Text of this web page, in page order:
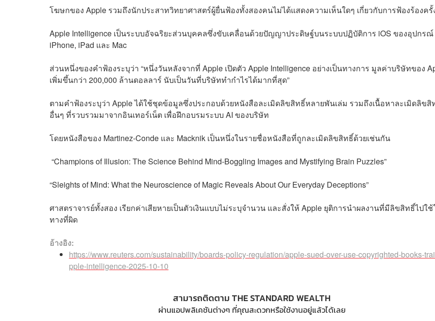
โฆษกของ Apple รวมถึงนักประสาทวิทยาศาสตร์ผู้ยื่นฟ้องทั้งสองคนไม่ได้แสดงความเห็นใดๆ เกี่ยวกับการฟ้องร้องค
Apple Intelligence เป็นระบบอัจฉริยะส่วนบุคคลซึ่งขับเคลื่อนด้วยปัญญาประดิษฐ์บนระบบปฏิบัติการ iOS ของอุปกรณ์
iPhone, iPad และ Mac
ส่วนหนึ่งของคำฟ้องระบุว่า “หนึ่งวันหลังจากที่ Apple เปิดตัว Apple Intelligence อย่างเป็นทางการ มูลค่าบริษัทของ
เพิ่มขึ้นกว่า 200,000 ล้านดอลลาร์ นับเป็นวันที่บริษัททำกำไรได้มากที่สุด”
ตามคำฟ้องระบุว่า Apple ได้ใช้ชุดข้อมูลซึ่งประกอบด้วยหนังสือละเมิดลิขสิทธิ์หลายพันเล่ม รวมถึงเนื้อหาละเมิดลิขสิ
อื่นๆ ที่รวบรวมมาจากอินเทอร์เน็ต เพื่อฝึกอบรมระบบ AI ของบริษัท
โดยหนังสือของ Martinez-Conde และ Macknik เป็นหนึ่งในรายชื่อหนังสือที่ถูกละเมิดลิขสิทธิ์ด้วยเช่นกัน
“Champions of Illusion: The Science Behind Mind-Boggling Images and Mystifying Brain Puzzles”
“Sleights of Mind: What the Neuroscience of Magic Reveals About Our Everyday Deceptions”
ศาสตราจารย์ทั้งสอง เรียกค่าเสียหายเป็นตัวเงินแบบไม่ระบุจำนวน และสั่งให้ Apple ยุติการนำผลงานที่มีลิขสิทธิ์ไปใ
ทางที่ผิด
อ้างอิง:
https://www.reuters.com/sustainability/boards-policy-regulation/apple-sued-over-use-copyrighted-books-
pple-intelligence-2025-10-10
สามารถติดตาม THE STANDARD WEALTH
ผ่านแอปพลิเคชันต่างๆ ที่คุณสะดวกหรือใช้งานอยู่แล้วได้เลย